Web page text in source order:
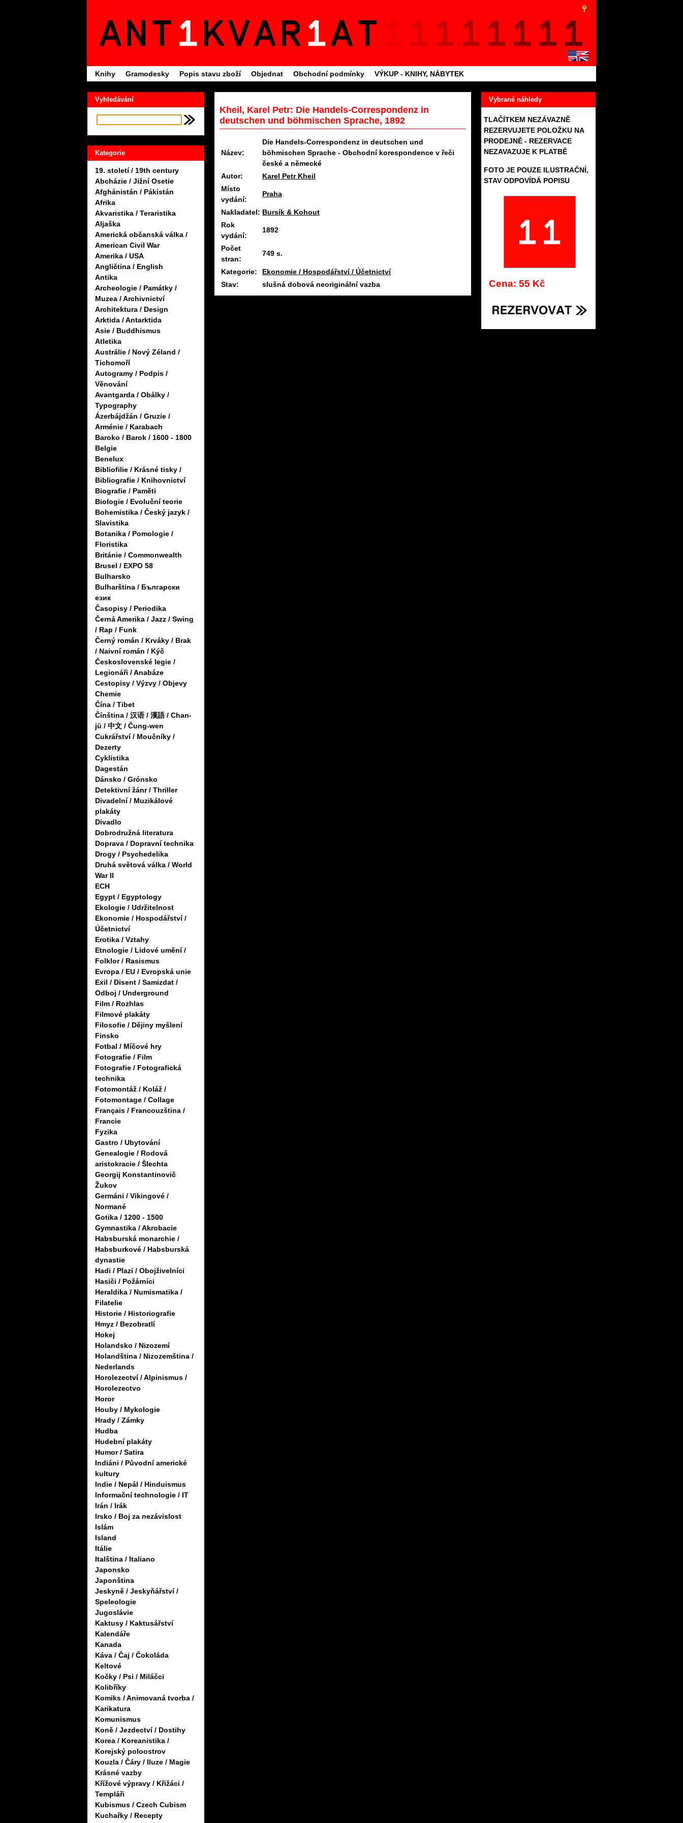
Knihy Gramodesky Popis stavu zboží Objednat Obchodní podmínky VÝKUP - KNIHY, NÁBYTEK
Vyhledávání
Kategorie
19. století / 19th century
Abcházie / Jižní Osetie
Afghánistán / Pákistán
Afrika
Akvaristika / Teraristika
Aljaška
Americká občanská válka /
American Civil War
Amerika / USA
Angličtina / English
Antika
Archeologie / Památky /
Muzea / Archivnictví
Architektura / Design
Arktida / Antarktida
Asie / Buddhismus
Atletika
Austrálie / Nový Zéland /
Tichomoří
Autogramy / Podpis /
Věnování
Avantgarda / Obálky /
Typography
Ázerbájdžán / Gruzie /
Arménie / Karabach
Baroko / Barok / 1600 - 1800
Belgie
Benelux
Bibliofilie / Krásné tisky /
Bibliografie / Knihovnictví
Biografie / Paměti
Biologie / Evoluční teorie
Bohemistika / Český jazyk /
Slavistika
Botanika / Pomologie /
Floristika
Británie / Commonwealth
Brusel / EXPO 58
Bulharsko
Bulharština / Български
език
Časopisy / Periodika
Černá Amerika / Jazz / Swing
/ Rap / Funk
Černý román / Krváky / Brak
/ Naivní román / Kýč
Československé legie /
Legionáři / Anabáze
Cestopisy / Výzvy / Objevy
Chemie
Čína / Tibet
Čínština / 汉语 / 漢語 / Chan-
jü / 中文 / Čung-wen
Cukrářství / Moučníky /
Dezerty
Cyklistika
Dagestán
Dánsko / Grónsko
Detektivní žánr / Thriller
Divadelní / Muzikálové
plakáty
Divadlo
Dobrodružná literatura
Doprava / Dopravní technika
Drogy / Psychedelika
Druhá světová válka / World
War II
ECH
Egypt / Egyptology
Ekologie / Udržitelnost
Ekonomie / Hospodářství /
Účetnictví
Erotika / Vztahy
Etnologie / Lidové umění /
Folklor / Rasismus
Evropa / EU / Evropská unie
Exil / Disent / Samizdat /
Odboj / Underground
Film / Rozhlas
Filmové plakáty
Filosofie / Dějiny myšlení
Finsko
Fotbal / Míčové hry
Fotografie / Film
Fotografie / Fotografická
technika
Fotomontáž / Koláž /
Fotomontage / Collage
Français / Francouzština /
Francie
Fyzika
Gastro / Ubytování
Genealogie / Rodová
aristokracie / Šlechta
Georgij Konstantinovič
Žukov
Germáni / Vikingové /
Normané
Gotika / 1200 - 1500
Gymnastika / Akrobacie
Habsburská monarchie /
Habsburkové / Habsburská
dynastie
Hadi / Plazi / Obojživelníci
Hasiči / Požárníci
Heraldika / Numismatika /
Filatelie
Historie / Historiografie
Hmyz / Bezobratlí
Hokej
Holandsko / Nizozemí
Holandština / Nizozemština /
Nederlands
Horolezectví / Alpinismus /
Horolezectvo
Horor
Houby / Mykologie
Hrady / Zámky
Hudba
Hudební plakáty
Humor / Satira
Indiáni / Původní americké
kultury
Indie / Nepál / Hinduismus
Informační technologie / IT
Irán / Irák
Irsko / Boj za nezávislost
Islám
Island
Itálie
Italština / Italiano
Japonsko
Japonština
Jeskyně / Jeskyňářství /
Speleologie
Jugoslávie
Kaktusy / Kaktusářství
Kalendáře
Kanada
Káva / Čaj / Čokoláda
Keltové
Kočky / Psi / Miláčci
Kolibříky
Komiks / Animovaná tvorba /
Karikatura
Komunismus
Koně / Jezdectví / Dostihy
Korea / Koreanistika /
Korejský poloostrov
Kouzla / Čáry / Iluze / Magie
Krásné vazby
Křížové výpravy / Křižáci /
Templáři
Kubismus / Czech Cubism
Kuchařky / Recepty
Vybrané náhledy
TLAČÍTKEM NEZÁVAZNĚ
REZERVUJETE POLOŽKU NA
PRODEJNĚ - REZERVACE
NEZAVAZUJE K PLATBĚ
FOTO JE POUZE ILUSTRAČNÍ,
STAV ODPOVÍDÁ POPISU
Cena: 55 Kč
Kheil, Karel Petr: Die Handels-Correspondenz in
deutschen und böhmischen Sprache, 1892
Název:
Die Handels-Correspondenz in deutschen und
böhmischen Sprache - Obchodní korespondence v řeči
české a německé
Autor:
Karel Petr Kheil
Místo
vydání:
Praha
Nakladatel: Bursík & Kohout
Rok
vydání:
1892
Počet
stran:
749 s.
Kategorie:
Ekonomie / Hospodářství / Účetnictví
Stav:
slušná dobová neoriginální vazba